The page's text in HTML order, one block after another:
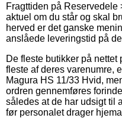
Fragttiden på
aktuel om du står og skal
herved er det ganske
anslåede leveringstid på
De fleste butikker på
fleste af deres varenumre,
Magura HS 11/33 Hvid,
ordren gennemføres
således at de har udsigt til
før personalet drager